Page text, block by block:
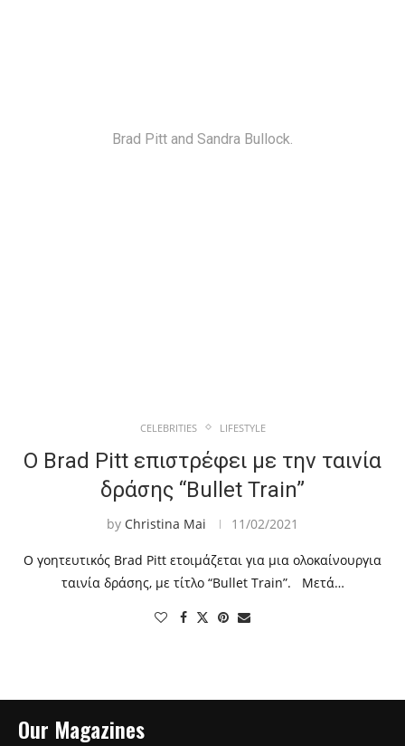
Brad Pitt and Sandra Bullock.
CELEBRITIES LIFESTYLE
Ο Brad Pitt επιστρέφει με την ταινία
δράσης “Bullet Train”
by Christina Mai 11/02/2021
Ο γοητευτικός Brad Pitt ετοιμάζεται για μια ολοκαίνουργια
ταινία δράσης, με τίτλο “Bullet Train”. Μετά…
Our Magazines